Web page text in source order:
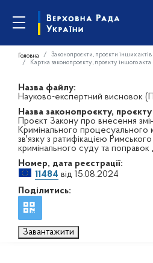
Головна Законопроєкти, проєкти інших актів
Картка законопроєкту, проєкту іншого акта
Назва файлу:
Науково-експертний висновок
Назва законопроєкту,
Проєкт Закону про внесення
Кримінального процесуального
зв'язку з ратифікацією
кримінального суду та поправок
Номер, дата реєстрації:
11484 від 15.08.2024
Поділитись:
Завантажити